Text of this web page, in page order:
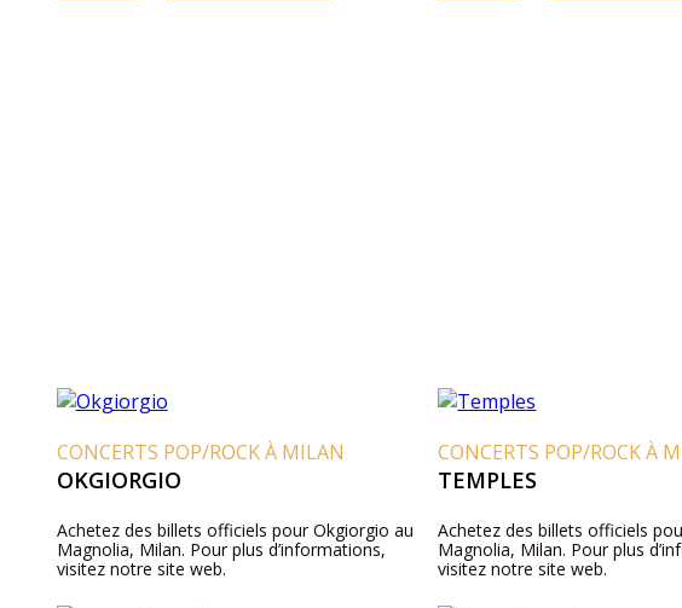
CONCERTS POP/ROCK À MILAN
OKGIORGIO
Achetez des billets officiels pour Okgiorgio au
Magnolia, Milan. Pour plus d’informations,
visitez notre site web.
CONCERTS POP/ROCK À
TEMPLES
Achetez des billets officiels
Magnolia, Milan. Pour plus
visitez notre site web.